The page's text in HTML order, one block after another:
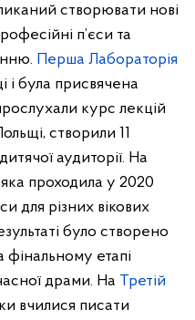
створювати нові
п’єси та
Перша Лабораторія
і була присвячена
курс лекцій
створили 11
аудиторії. На
яка проходила у 2020
для різних вікових
було створено
фінальному етапі
драми. На Третій
вчилися писати